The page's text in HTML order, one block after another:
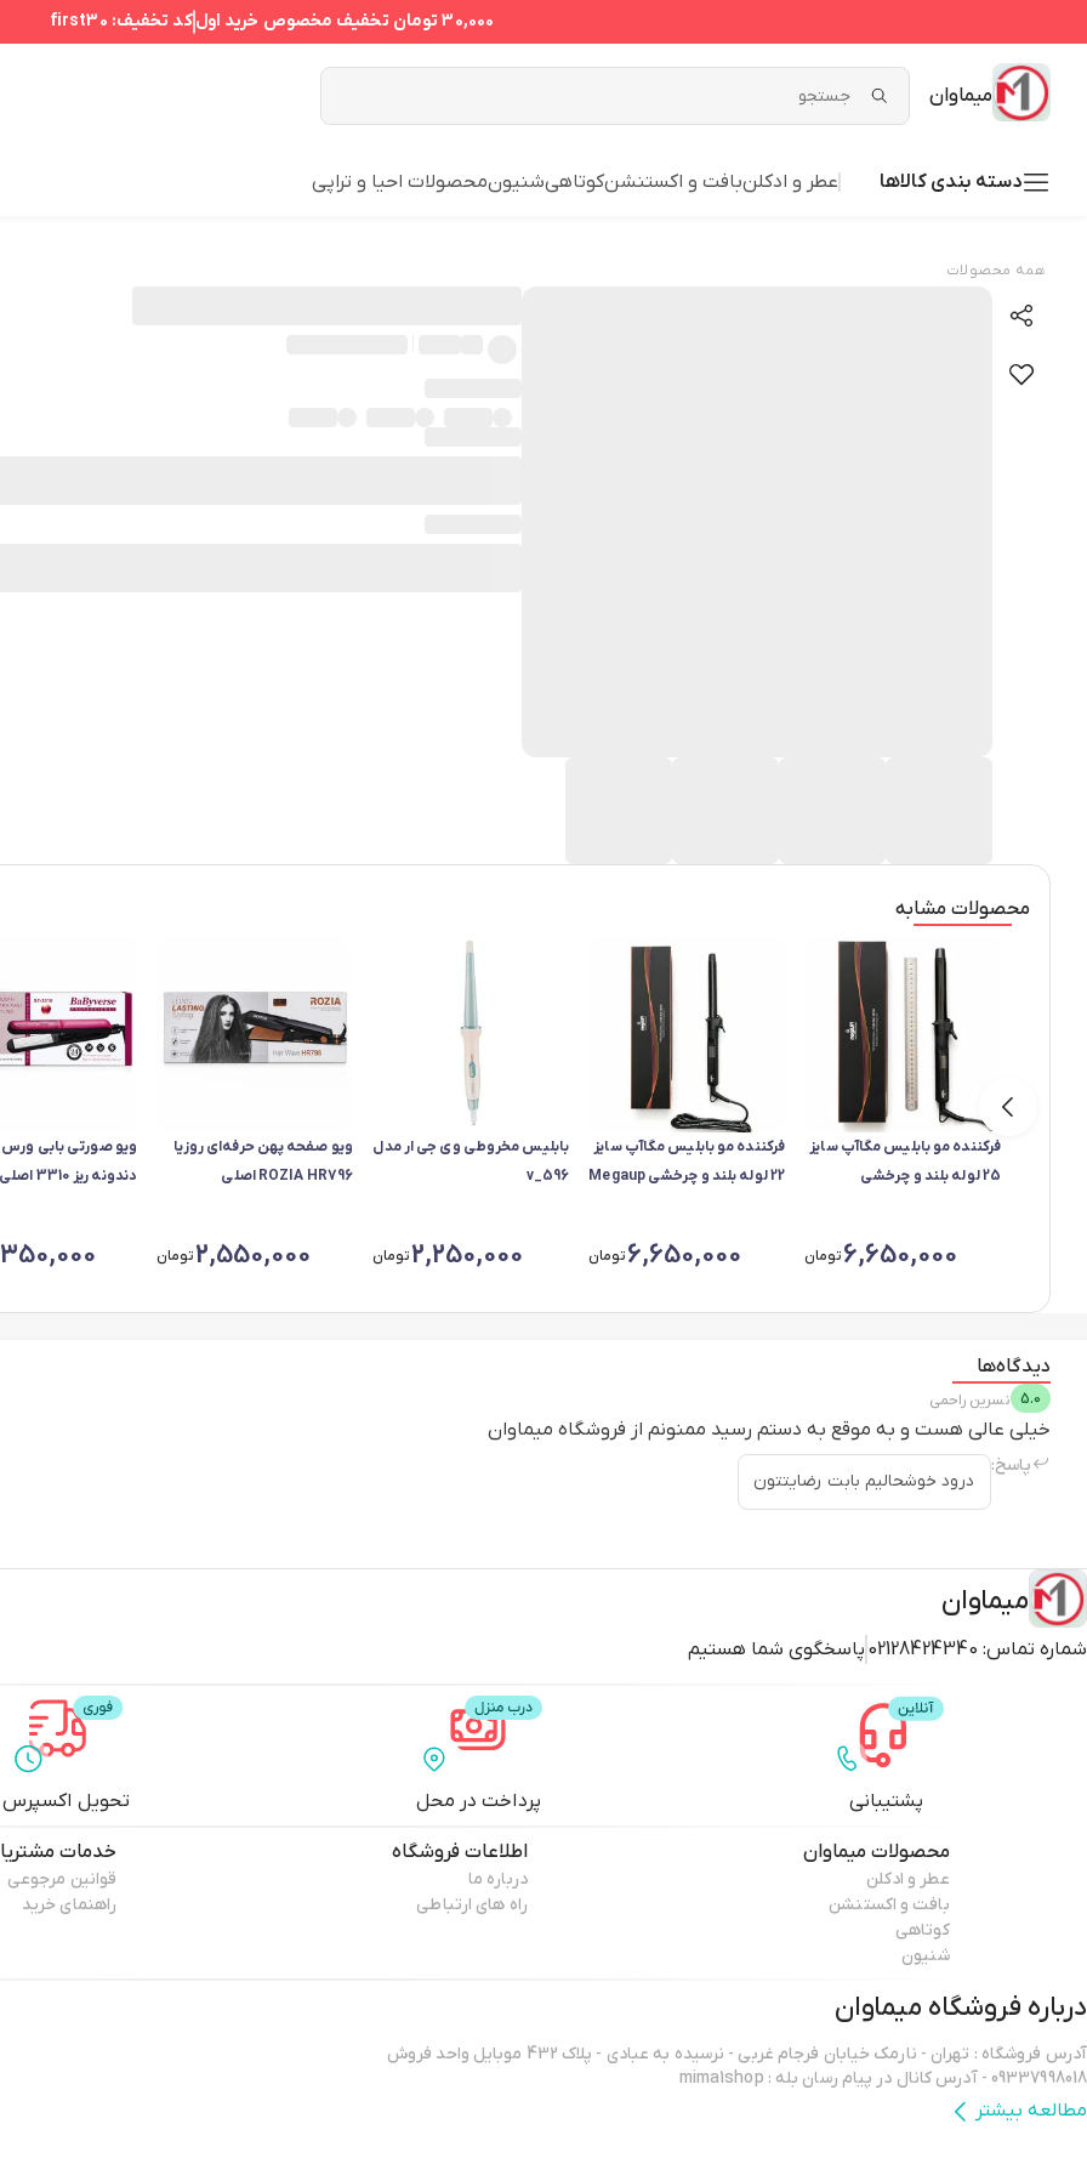
30,000 تومان تخفیف مخصوص خرید اولکد تخفیف: first30
میماوان
دسته بندی کالاها عطر و ادکلنبافت و اکستنشنکوتاهیشنیونمحصولات احیا و تراپی
همه محصولات
محصولات مشابه
فرکننده مو بابلیس مگاآپ سایز
25 لوله بلند و چرخشی
6,650,000تومان
فرکننده مو بابلیس مگاآپ سایز
22 لوله بلند و چرخشی Megaup
6,650,000تومان
بابلیس مخروطی وی جی ار مدل
v_596
2,250,000تومان
ویو صفحه پهن حرفه‌ای روزیا
ROZIA HR796 اصلی
2,550,000تومان
دندونه ریز 3310 اصلی
دیدگاه‌ها
5.0 نسرین راحمی
خیلی عالی هست و به موقع به دستم رسید ممنونم از فروشگاه میماوان
پاسخ:
درود خوشحالیم بابت رضایتتون
میماوان
شماره تماس: 02128424340 پاسخگوی شما هستیم
پشتیبانی پرداخت در محل تحویل اکسپرس
محصولاتمیماوان
عطر و ادکلن
بافت و اکستنشن
کوتاهی
شنیون
اطلاعات فروشگاه
درباره ما
راه های ارتباطی
خدمات
قوانین مرجوعی
راهنمای خرید
درباره فروشگاه میماوان
آدرس فروشگاه : تهران - نارمک خیابان فرجام غربی - نرسیده به عبادی - پلاک 432 موبایل واحد فروش
09337998018 - آدرس کانال در پیام رسان بله : mima1shop
مطالعه بیشتر